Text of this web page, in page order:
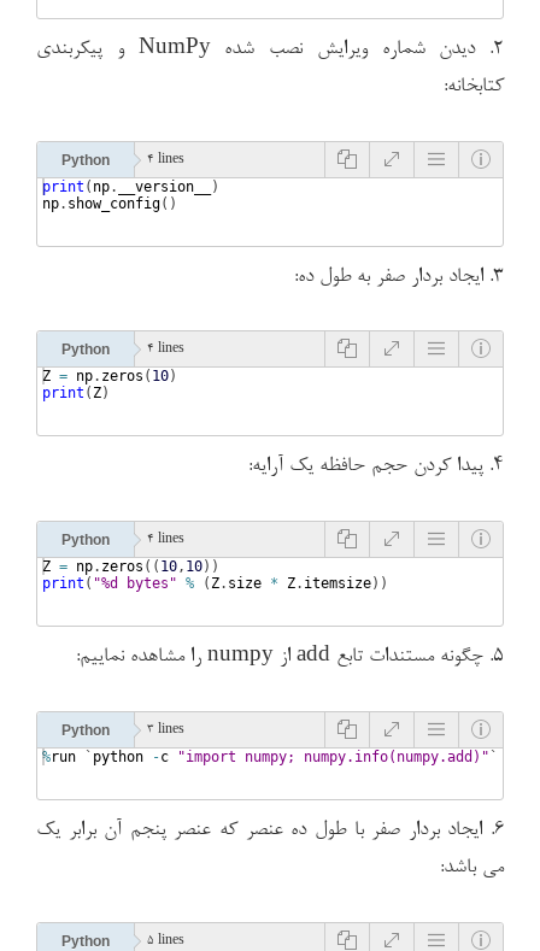
۲. دیدن شماره ویرایش نصب شده NumPy و پیکربندی
کتابخانه:
Python 4 lines
print ( np. __version__
)
np. show_config( )
۳. ایجاد بردار صفر به طول ده:
Python 4 lines
Z = np. zeros ( 10)
print ( Z)
۴. پیدا کردن حجم حافظه یک آرایه:
Python 4 lines
Z = np. zeros (( 10, 10))
print ( "%d bytes" % ( Z. size * Z. itemsize))
۵. چگونه مستندات تابع add از numpy را مشاهده نماییم:
Python 3 lines
%run ` python -c "import numpy; numpy.info(numpy.add)" `
۶. ایجاد بردار صفر با طول ده عنصر که عنصر پنجم آن برابر یک
می باشد:
Python 5 lines